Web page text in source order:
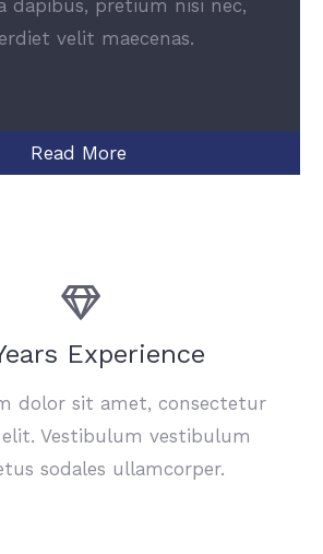
dapibus, pretium nisi nec,
velit maecenas.
Read More
Experience
dolor sit amet, consectetur
Vestibulum vestibulum
sodales ullamcorper.